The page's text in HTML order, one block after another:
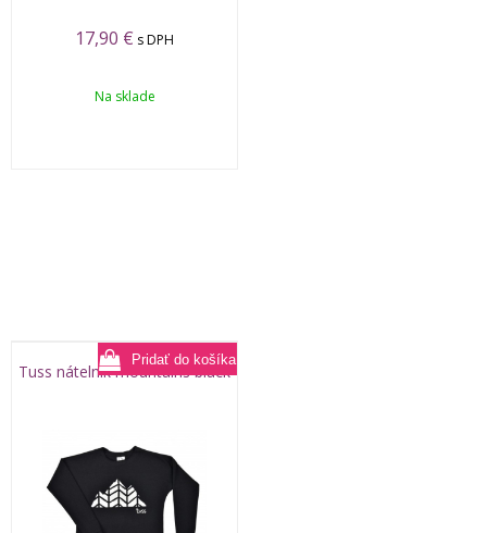
17,90 € s DPH
Na sklade
Tuss nátelník mountains black